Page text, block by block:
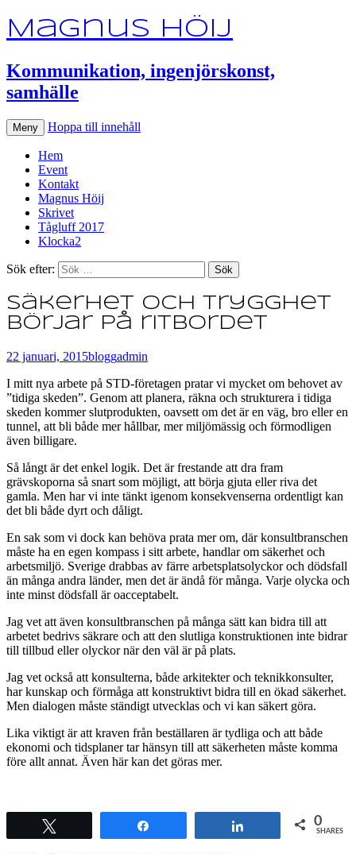
Magnus Höij
Kommunikation, ingenjörskonst,
samhälle
Meny Hoppa till innehåll
Hem
Event
Kontakt
Magnus Höij
Skrivet
Tågluff 2017
Klocka2
Sök efter:
Säkerhet och trygghet
börjar på ritbordet
22 januari, 2015bloggadmin
I mitt nya arbete på STD-företagen pratar vi mycket om behovet av
”tidiga skeden”. Genom att planera, räkna och strukturera i tidiga
skeden kommer slutprodukten, oavsett om det är en väg, bro eller en
tunnel, att bli både mer hållbar, mer miljömässig och förmodligen
även billigare.
Så långt är det enkel logik. Det är frestande att dra fram
grävskoporna så snart som möjligt, att börja gjuta eller riva det
gamla. Men har vi inte tänkt igenom konsekvenserna ordentligt kan
det bli både dyrt och dåligt.
En sak som vi dock kan behöva prata mer om, där konsultbranschen
måste ha en egen kompass i sitt arbete, handlar om säkerhet och
arbetsmiljö. Sverige drabbas av färre arbetsplatsolyckor och dödsfall
än många andra länder, men det är ändå för många. Varje olycka och
inte minst dödsfall är oacceptabelt.
Jag vet att även konsultbranschen på många sätt kan bidra till att
arbetet bedrivs säkrare och att den slutliga konstruktionen inte bidrar
till tillbud eller olyckor när den väl är på plats.
Jag vet också att konsulterna, både arkitekter och teknikkonsulter,
har kunskap och förmåga att konstruktivt bidra till en ökad säkerhet.
Men dialogen måste ständigt utvecklas och vi kan säkert göra.
Lika viktigt är att kraven från beställaren är tydliga och att både
ekonomi och tidsplaner tar hänsyn till att säkerheten måste komma
före allt annat. Även här kan det göras mer.
0
SHARES